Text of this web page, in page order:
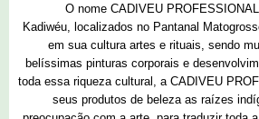
O nome CADIVEU
Kadiwéu, localizados no Pantanal
em sua cultura artes e rituais, sendo
belíssimas pinturas corporais e
toda essa riqueza cultural, a CADIVEU
seus produtos de beleza as raízes